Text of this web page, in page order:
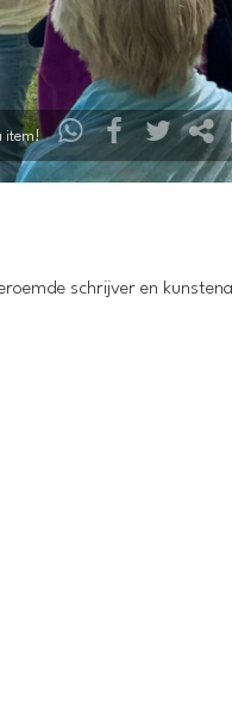
item!
schrijver en